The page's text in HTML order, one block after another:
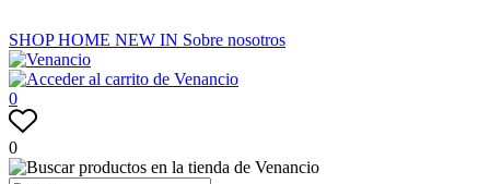
SHOPHOME NEW IN Sobre nosotros
0
0